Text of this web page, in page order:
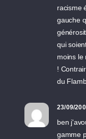
racisme
gauche
qui
moins le
!
du
23/09/
ben
gamme